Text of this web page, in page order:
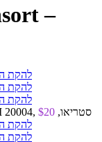
–
1. אריך נגן “12, ישראל, 1983, Zamir, IMI 20004, סטריאו, $20